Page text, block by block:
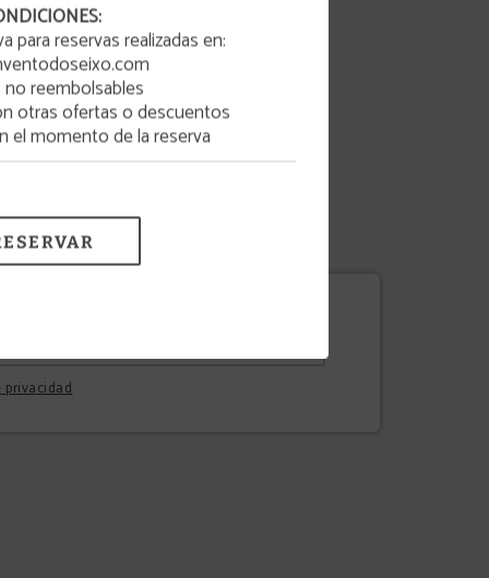
privacidad
para reservas realizadas en:
no reembolsables
otras ofertas o descuentos
el momento de la reserva